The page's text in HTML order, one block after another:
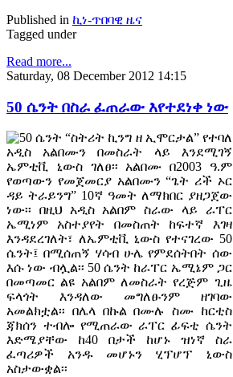
Published in ኪነ-ጥበባዊ ዜና
Tagged under
Read more...
Saturday, 08 December 2012 14:15
50 ሴንት በስራ ፈጠራው እየተደነቀ ነው
50 ሴንት “ስትሪት ኪንግ ዘ ኢሞርታል” የተባለ
አዲስ አልበሙን በመስራት ላይ እንደሚገኝ
ኤምቲቪ ኒውስ ገለፀ፡፡ አልበሙ በ2003 ዓ.ም
የወጣውን የመጀመርያ አልበሙን “ጌት ሪች ኦር
ዳይ ትራይንግ” 10ኛ ዓመት ለማክበር ያዘጋጀው
ነው፡፡ በዚህ አዲስ አልበም ስራው ላይ ራፐር
ኤሚነም አስተያየት በመስጠት ከፍተኛ እገዛ
እንዳደረገለት፣ ለኤምቲቪ ኒውስ የተናገረው 50
ሴንት፤ በሚሰጠኝ ሃሳብ ሁሌ የምደሰትበት ሰው
እሱ ነው ብሏል፡፡ 50 ሴንት ከራፐር ኤሚኔም ጋር
በመጣመር ልዩ አልበም ለመስራት የረጅም ጊዜ
ፍላጎት እንዳለው መግለፁንም ዘገባው
አመልክቷል፡፡ በሌላ በኩል በሙሉ ስሙ ከርቲስ
ጃክሰን ተብሎ የሚጠራው ራፐር ፊፍቲ ሴንት
እድሜያቸው ከ40 በታች ከሆኑ ዝነኛ ስራ
ፈጣሪዎች አንዱ መሆኑን ሂፕሆፕ ኒውስ
አስታውቋል፡፡